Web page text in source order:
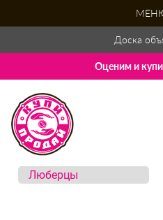
Доска
Оценим и